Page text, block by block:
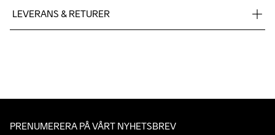
35% Polyester
Outsole
LEVERANS & RETURER
av Postnords app när du får ditt trackingnummer av oss i ditt
PRENUMERERA PÅ VÅRT NYHETSBREV